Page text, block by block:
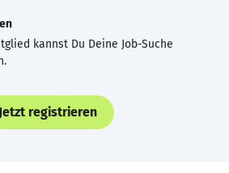
kannst Du Deine Job-Suche
Jetzt registrieren